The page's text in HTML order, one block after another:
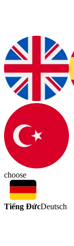
choose
Tiếng ĐứcDeutsch